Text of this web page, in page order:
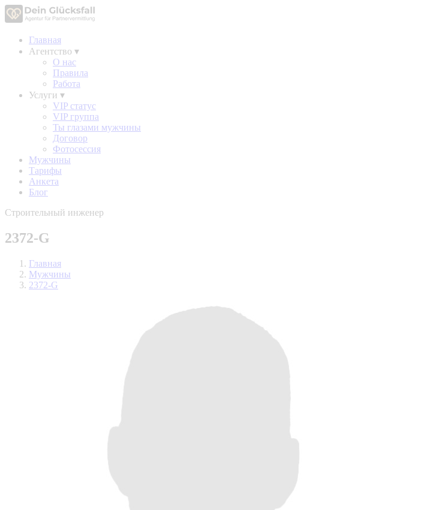
Главная
Агентство ▾
О нас
Правила
Работа
Услуги ▾
VIP статус
VIP группа
Ты глазами мужчины
Договор
Фотосессия
Мужчины
Тарифы
Анкета
Блог
Строительный инженер
2372-G
Главная
Мужчины
2372-G